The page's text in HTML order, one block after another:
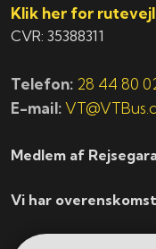
Klik her for
CVR: 35388311
Telefon: 28 44 80
E-mail:
Medlem af
Vi har